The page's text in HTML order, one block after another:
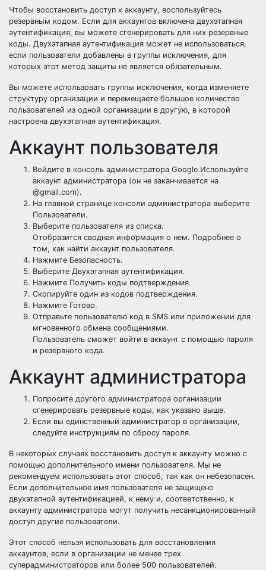
Чтобы восстановить доступ к аккаунту, воспользуйтесь
резервным кодом. Если для аккаунтов включена двухэтапная
аутентификация, вы можете сгенерировать для них резервные
коды. Двухэтапная аутентификация может не использоваться,
если пользователи добавлены в группы исключения, для
которых этот метод защиты не является обязательным.
Вы можете использовать группы исключения, когда изменяете
структуру организации и перемещаете большое количество
пользователей из одной организации в другую, в которой
настроена двухэтапная аутентификация.
Аккаунт пользователя
Войдите в консоль администратора Google.Используйте
аккаунт администратора (он не заканчивается на
@gmail.com).
На главной странице консоли администратора выберите
Пользователи.
Выберите пользователя из списка.
Отобразится сводная информация о нем. Подробнее о
том, как найти аккаунт пользователя.
Нажмите Безопасность.
Выберите Двухэтапная аутентификация.
Нажмите Получить коды подтверждения.
Скопируйте один из кодов подтверждения.
Нажмите Готово.
Отправьте пользователю код в SMS или приложении для
мгновенного обмена сообщениями.
Пользователь сможет войти в аккаунт с помощью пароля
и резервного кода.
Аккаунт администратора
Попросите другого администратора организации
сгенерировать резервные коды, как указано выше.
Если вы единственный администратор в организации,
следуйте инструкциям по сбросу пароля.
В некоторых случаях восстановить доступ к аккаунту можно с
помощью дополнительного имени пользователя. Мы не
рекомендуем использовать этот способ, так как он небезопасен.
Если дополнительное имя пользователя не защищено
двухэтапной аутентификацией, к нему и, соответственно, к
аккаунту администратора могут получить несанкционированный
доступ другие пользователи.
Этот способ нельзя использовать для восстановления
аккаунтов, если в организации не менее трех
суперадминистраторов или более 500 пользователей.